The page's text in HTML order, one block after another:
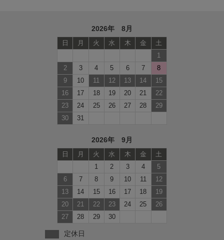
2026年 8月
日 月 火 水 木 金
土
1
2
3 4 5 6 7
8
9
10 11 12 13 14
15
16
17 18 19 20 21
22
23
24 25 26 27 28
29
30
31
2026年 9月
日 月 火 水 木 金
土
1
2 3 4
5
6
7 8 9 10 11
12
13
14 15 16 17 18
19
20
21 22 23 24 25
26
27
28 29 30
定休日